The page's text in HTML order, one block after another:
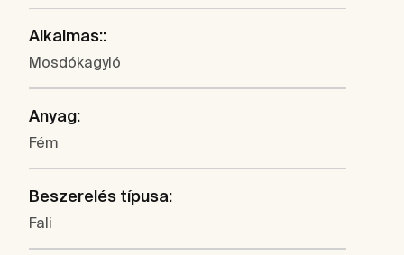
Alkalmas::
Mosdókagyló
Anyag:
Fém
Beszerelés típusa:
Fali